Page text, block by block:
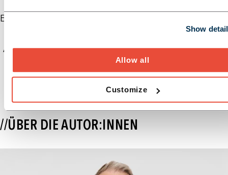
Show
Allow all
Customize
E-Mail *
Absenden
//ÜBER DIE AUTOR:INNEN